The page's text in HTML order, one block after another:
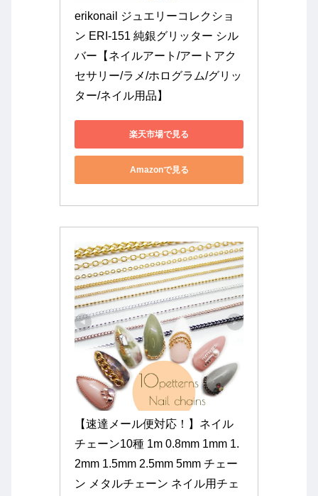
erikonail ジュエリーコレクショ
ン ERI-151 純銀グリッター シル
バー【ネイルアート/アートアク
セサリー/ラメ/ホログラム/グリッ
ター/ネイル用品】
楽天市場で見る
Amazonで見る
【速達メール便対応！】ネイル
チェーン10種 1m 0.8mm 1mm 1.
2mm 1.5mm 2.5mm 5mm チェー
ン メタルチェーン ネイル用チェ